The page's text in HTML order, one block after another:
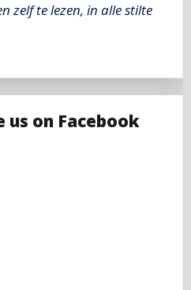
zelf te lezen, in alle stilte
us on Facebook